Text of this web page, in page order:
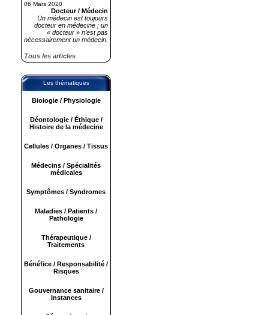
06 Mars 2020
Docteur / Médecin
Un médecin est toujours
docteur en médecine ; un
« docteur » n’est pas
nécessairement un médecin.
Tous les articles
Les thématiques
Biologie / Physiologie
Déontologie / Éthique /
Histoire de la médecine
Cellules / Organes / Tissus
Médecins / Spécialités
médicales
Symptômes / Syndromes
Maladies / Patients /
Pathologie
Thérapeutique /
Traitements
Bénéfice / Responsabilité /
Risques
Gouvernance sanitaire /
Instances